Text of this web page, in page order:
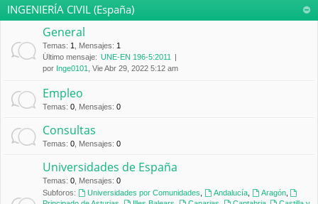
INGENIERÍA CIVIL (España)
General
Temas: 1 Mensajes: 1
Último mensaje: UNE-EN 196-5:2011
por Inge0101 , Vie Abr 29, 2022 5:12 am
Empleo
Temas: 0 Mensajes: 0
Consultas
Temas: 0 Mensajes: 0
Universidades de España
Temas: 0 Mensajes: 0
Subforos:
Universidades por Comunidades Andalucía, Aragón,